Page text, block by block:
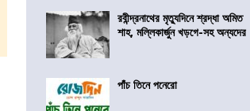
রবীন্দ্রনাথের মৃত্যুদিনে শ্রদ্ধা অমিত
শাহ, মল্লিকার্জুন খড়গে-সহ অন্যদের
পাঁচ তিনে পনেরো